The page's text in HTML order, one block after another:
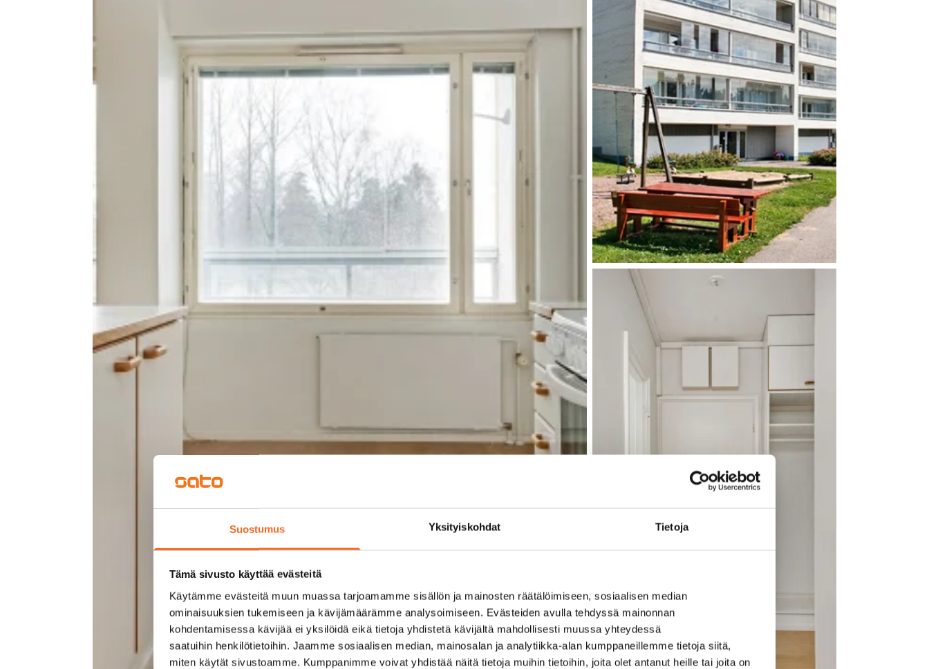
Suostumus Yksityiskohdat Tietoja
Tämä sivusto käyttää evästeitä
Käytämme evästeitä muun muassa tarjoamamme sisällön ja mainosten räätälöimiseen, sosiaalisen median
ominaisuuksien tukemiseen ja kävijämäärämme analysoimiseen. Evästeiden avulla tehdyssä mainonnan
kohdentamisessa kävijää ei yksilöidä eikä tietoja yhdistetä kävijältä mahdollisesti muussa yhteydessä
saatuihin henkilötietoihin. Jaamme sosiaalisen median, mainosalan ja analytiikka-alan kumppaneillemme tietoja siitä,
miten käytät sivustoamme. Kumppanimme voivat yhdistää näitä tietoja muihin tietoihin, joita olet antanut heille tai joita on